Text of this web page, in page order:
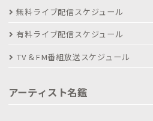
無料ライブ配信スケジュール
有料ライブ配信スケジュール
TV＆FM番組放送スケジュール
アーティスト名鑑